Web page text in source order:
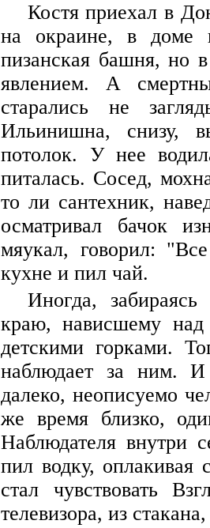
Костя приехал в
на окраине, в доме
пизанская башня, но
явлением. А
старались не
Ильинишна, снизу,
потолок. У нее
питалась. Сосед,
то ли сантехник,
осматривал бачок
мяукал, говорил:
кухне и пил чай.
Иногда,
краю, нависшему
детскими горками.
наблюдает за ним. И
далеко, неописуемо
же время близко,
Наблюдателя внутри
пил водку, оплакивая
стал чувствовать
телевизора, из